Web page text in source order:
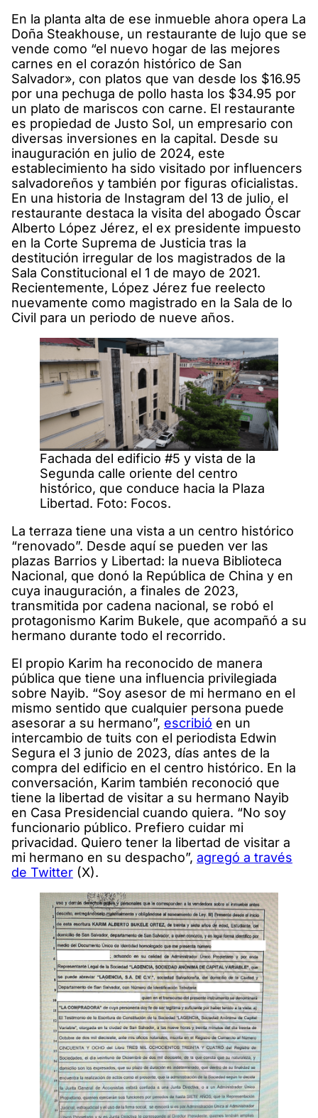
En la planta alta de ese inmueble ahora opera La
Doña Steakhouse, un restaurante de lujo que se
vende como “el nuevo hogar de las mejores
carnes en el corazón histórico de San
Salvador», con platos que van desde los $16.95
por una pechuga de pollo hasta los $34.95 por
un plato de mariscos con carne. El restaurante
es propiedad de Justo Sol, un empresario con
diversas inversiones en la capital. Desde su
inauguración en julio de 2024, este
establecimiento ha sido visitado por influencers
salvadoreños y también por figuras oficialistas.
En una historia de Instagram del 13 de julio, el
restaurante destaca la visita del abogado Óscar
Alberto López Jérez, el ex presidente impuesto
en la Corte Suprema de Justicia tras la
destitución irregular de los magistrados de la
Sala Constitucional el 1 de mayo de 2021.
Recientemente, López Jérez fue reelecto
nuevamente como magistrado en la Sala de lo
Civil para un periodo de nueve años.
Fachada del edificio #5 y vista de la
Segunda calle oriente del centro
histórico, que conduce hacia la Plaza
Libertad. Foto: Focos.
La terraza tiene una vista a un centro histórico
“renovado”. Desde aquí se pueden ver las
plazas Barrios y Libertad: la nueva Biblioteca
Nacional, que donó la República de China y en
cuya inauguración, a finales de 2023,
transmitida por cadena nacional, se robó el
protagonismo Karim Bukele, que acompañó a su
hermano durante todo el recorrido.
El propio Karim ha reconocido de manera
pública que tiene una influencia privilegiada
sobre Nayib. “Soy asesor de mi hermano en el
mismo sentido que cualquier persona puede
asesorar a su hermano”, escribió en un
intercambio de tuits con el periodista Edwin
Segura el 3 junio de 2023, días antes de la
compra del edificio en el centro histórico. En la
conversación, Karim también reconoció que
tiene la libertad de visitar a su hermano Nayib
en Casa Presidencial cuando quiera. “No soy
funcionario público. Prefiero cuidar mi
privacidad. Quiero tener la libertad de visitar a
mi hermano en su despacho”, agregó a través
de Twitter (X).